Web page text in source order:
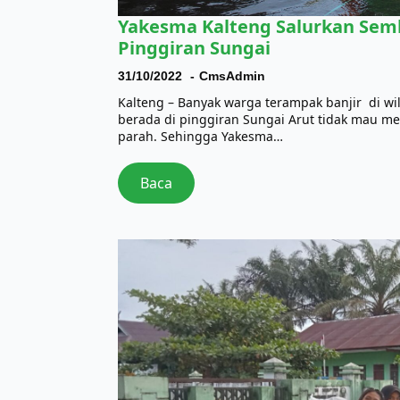
Yakesma Kalteng Salurkan
Pinggiran Sungai
31/10/2022 CmsAdmin
Kalteng – Banyak warga terampak banjir di
berada di pinggiran Sungai Arut tidak mau
parah. Sehingga Yakesma…
Baca